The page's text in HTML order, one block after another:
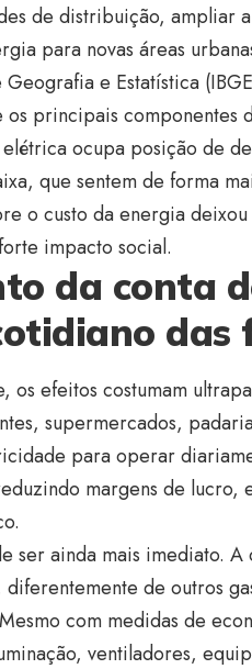
de distribuição, ampliar
para novas áreas
e Estatística
principais componentes
ocupa posição de
que sentem de forma
o custo da energia
impacto social.
da conta
das
os efeitos costumam
supermercados,
para operar
margens de lucro,
ser ainda mais imediato.
diferentemente de outros
com medidas de
ventiladores,